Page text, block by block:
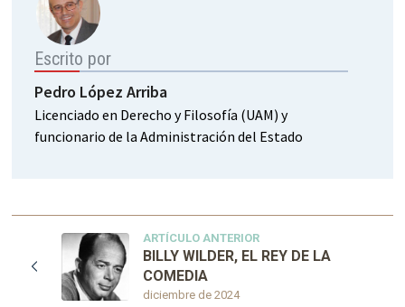
Escrito por
Pedro López Arriba
Licenciado en Derecho y Filosofía (UAM) y
funcionario de la Administración del Estado
ARTÍCULO ANTERIOR
diciembre de 2024
BILLY WILDER, EL REY DE LA
COMEDIA